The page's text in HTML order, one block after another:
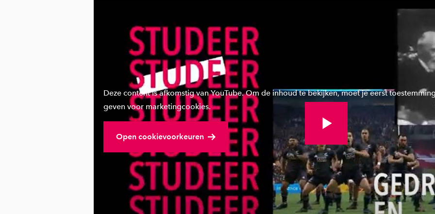
Bekijk volledige video
Deze content is afkomstig van YouTube. Om de inhoud te bekijken, moet je eerst
geven voor marketingcookies.
Open cookievoorkeuren